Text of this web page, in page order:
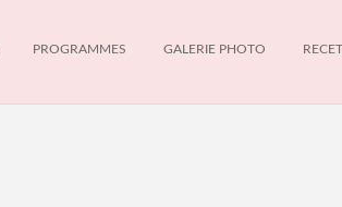
PROGRAMMES GALERIE PHOTO